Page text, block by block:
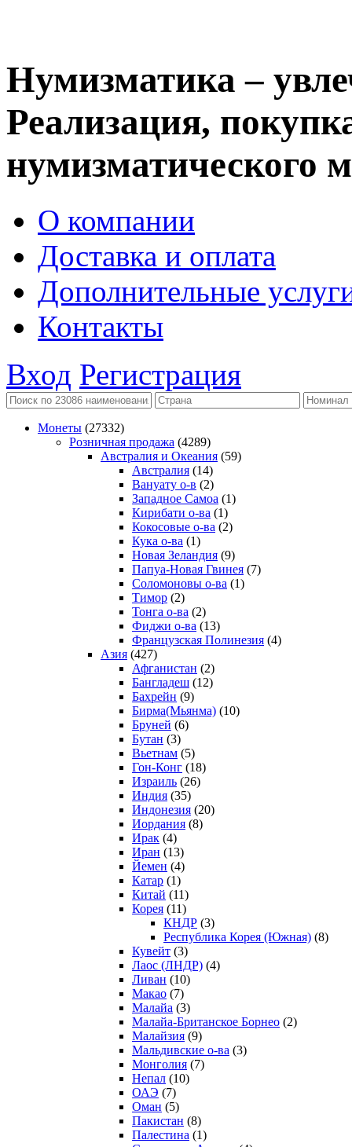
Нумизматика –
Реализация,
нумизматического
О компании
Доставка и оплата
Дополнительные
Контакты
Вход Регистрация
Монеты (27332)
Розничная продажа (4289)
Австралия и Океания (59)
Австралия (14)
Вануату о-в (2)
Западное Самоа (1)
Кирибати о-ва (1)
Кокосовые о-ва (2)
Кука о-ва (1)
Новая Зеландия (9)
Папуа-Новая Гвинея (7)
Соломоновы о-ва (1)
Тимор (2)
Тонга о-ва (2)
Фиджи о-ва (13)
Французская Полинезия (4)
Азия (427)
Афганистан (2)
Бангладеш (12)
Бахрейн (9)
Бирма(Мьянма) (10)
Бруней (6)
Бутан (3)
Вьетнам (5)
Гон-Конг (18)
Израиль (26)
Индия (35)
Индонезия (20)
Иордания (8)
Ирак (4)
Иран (13)
Йемен (4)
Катар (1)
Китай (11)
Корея (11)
КНДР (3)
Республика Корея (Южная) (8)
Кувейт (3)
Лаос (ЛНДР) (4)
Ливан (10)
Макао (7)
Малайа (3)
Малайа-Британское Борнео (2)
Малайзия (9)
Мальдивские о-ва (3)
Монголия (7)
Непал (10)
ОАЭ (7)
Оман (5)
Пакистан (8)
Палестина (1)